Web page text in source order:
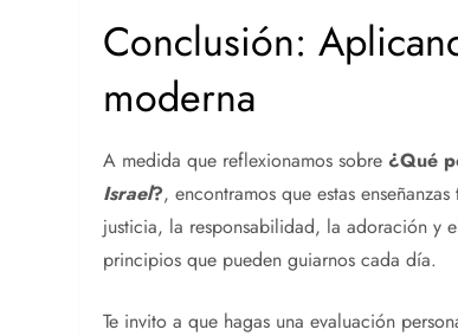
Conclusión:
moderna
A medida que reflexionamos sobre ¿Qué
Israel?, encontramos que estas
justicia, la responsabilidad, la adoración y
principios que pueden guiarnos cada día.
Te invito a que hagas una evaluación